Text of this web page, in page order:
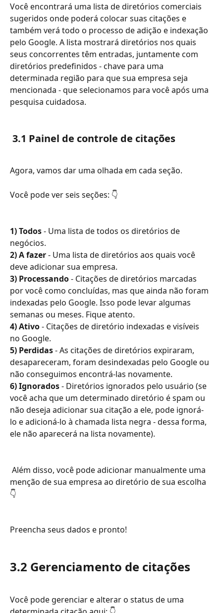
Você encontrará uma lista de diretórios comerciais
sugeridos onde poderá colocar suas citações e
também verá todo o processo de adição e indexação
pelo Google. A lista mostrará diretórios nos quais
seus concorrentes têm entradas, juntamente com
diretórios predefinidos - chave para uma
determinada região para que sua empresa seja
mencionada - que selecionamos para você após uma
pesquisa cuidadosa.
3.1 Painel de controle de citações
Agora, vamos dar uma olhada em cada seção.
Você pode ver seis seções: 👇
1) Todos - Uma lista de todos os diretórios de
negócios.
2) A fazer - Uma lista de diretórios aos quais você
deve adicionar sua empresa.
3) Processando - Citações de diretórios marcadas
por você como concluídas, mas que ainda não foram
indexadas pelo Google. Isso pode levar algumas
semanas ou meses. Fique atento.
4) Ativo - Citações de diretório indexadas e visíveis
no Google.
5) Perdidas - As citações de diretórios expiraram,
desapareceram, foram desindexadas pelo Google ou
não conseguimos encontrá-las novamente.
6) Ignorados - Diretórios ignorados pelo usuário (se
você acha que um determinado diretório é spam ou
não deseja adicionar sua citação a ele, pode ignorá-
lo e adicioná-lo à chamada lista negra - dessa forma,
ele não aparecerá na lista novamente).
menção de sua empresa ao diretório de sua escolha
👇
Preencha seus dados e pronto!
3.2 Gerenciamento de citações
Você pode gerenciar e alterar o status de uma